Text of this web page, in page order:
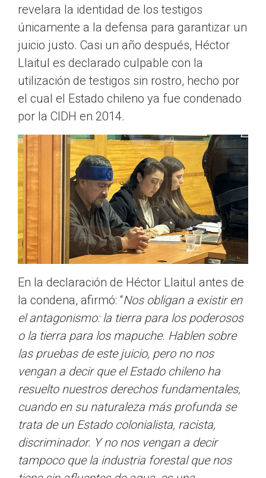
revelara la identidad de los testigos
únicamente a la defensa para garantizar un
juicio justo. Casi un año después, Héctor
Llaitul es declarado culpable con la
utilización de testigos sin rostro, hecho por
el cual el Estado chileno ya fue condenado
por la CIDH en 2014.
En la declaración de Héctor Llaitul antes de
la condena, afirmó: “Nos obligan a existir en
el antagonismo: la tierra para los poderosos
o la tierra para los mapuche. Hablen sobre
las pruebas de este juicio, pero no nos
vengan a decir que el Estado chileno ha
resuelto nuestros derechos fundamentales,
cuando en su naturaleza más profunda se
trata de un Estado colonialista, racista,
discriminador. Y no nos vengan a decir
tampoco que la industria forestal que nos